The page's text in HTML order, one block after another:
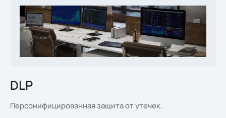
DLP
Персонифицированная защита от утечек.